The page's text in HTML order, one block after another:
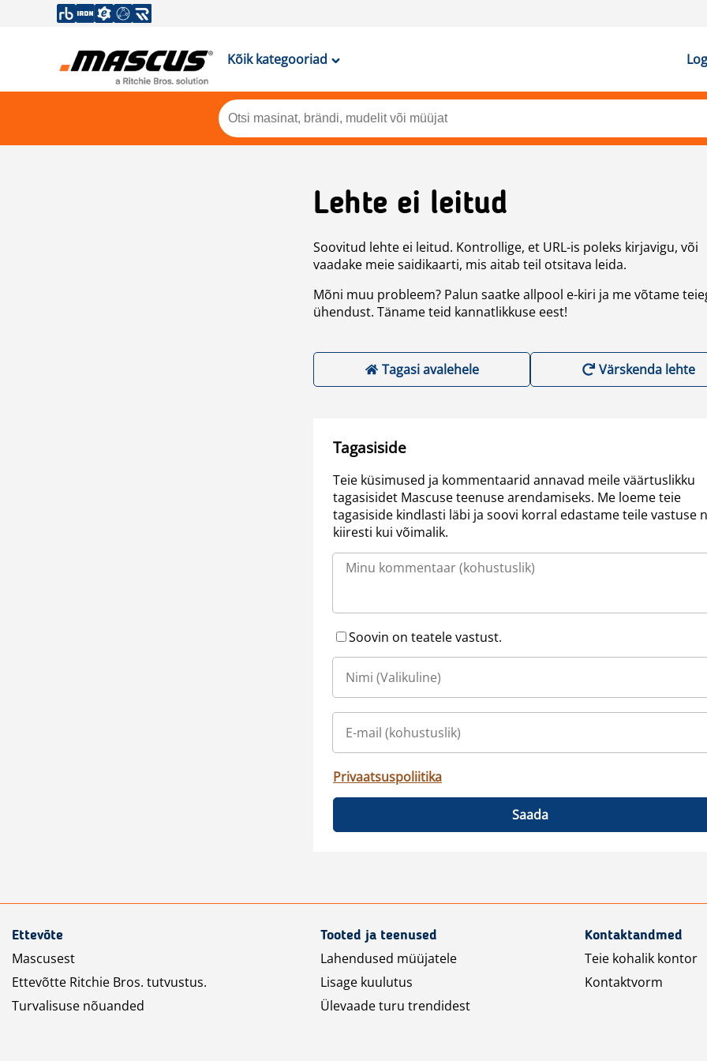
Kõik kategooriad
Lehte ei leitud
Soovitud lehte ei leitud. Kontrollige, et URL-is poleks kirjavigu, või
vaadake meie saidikaarti, mis aitab teil otsitava leida.
Mõni muu probleem? Palun saatke allpool e-kiri ja me võtame
ühendust. Täname teid kannatlikkuse eest!
Tagasi avalehele Värskenda lehte
Tagasiside
Teie küsimused ja kommentaarid annavad meile väärtuslikku
tagasisidet Mascuse teenuse arendamiseks. Me loeme teie
tagasiside kindlasti läbi ja soovi korral edastame teile vastuse
kiiresti kui võimalik.
Soovin on teatele vastust.
Privaatsuspoliitika
Saada
Ettevõte
Mascusest
Ettevõtte Ritchie Bros. tutvustus.
Turvalisuse nõuanded
Tooted ja teenused
Lahendused müüjatele
Lisage kuulutus
Ülevaade turu trendidest
Kontaktandmed
Teie kohalik kontor
Kontaktvorm